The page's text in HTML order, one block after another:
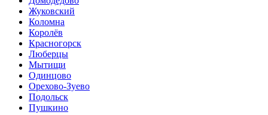
Жуковский
Коломна
Королёв
Красногорск
Люберцы
Мытищи
Одинцово
Орехово-Зуево
Подольск
Пушкино